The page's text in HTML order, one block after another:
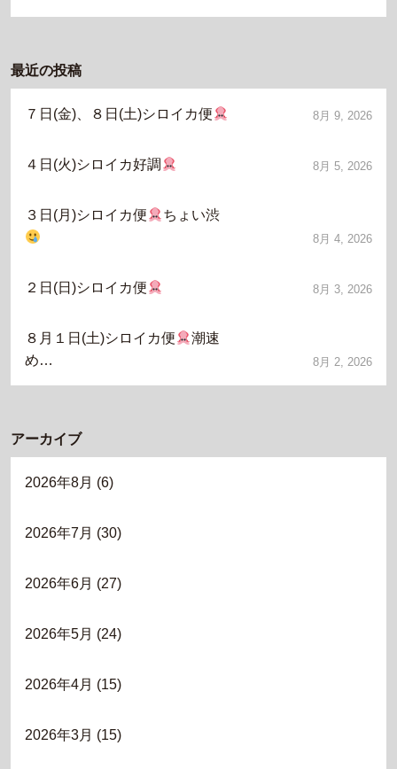
最近の投稿
７日(金)、８日(土)シロイカ便 8月 9, 2026
４日(火)シロイカ好調 8月 5, 2026
３日(月)シロイカ便 ちょい渋
8月 4, 2026
２日(日)シロイカ便 8月 3, 2026
８月１日(土)シロイカ便
潮速
め…
8月 2, 2026
アーカイブ
2026年8月 (6)
2026年7月 (30)
2026年6月 (27)
2026年5月 (24)
2026年4月 (15)
2026年3月 (15)